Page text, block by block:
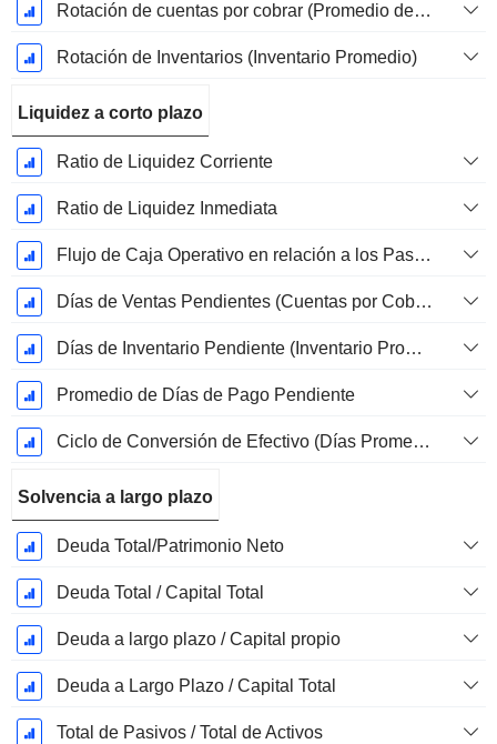
Rotación de cuentas por cobrar (Promedio de cuentas por cobrar)
Rotación de Inventarios (Inventario Promedio)
Liquidez a corto plazo
Ratio de Liquidez Corriente
Ratio de Liquidez Inmediata
Flujo de Caja Operativo en relación a los Pasivos Corrientes
Días de Ventas Pendientes (Cuentas por Cobrar Promedio)
Días de Inventario Pendiente (Inventario Promedio)
Promedio de Días de Pago Pendiente
Ciclo de Conversión de Efectivo (Días Promedio)
Solvencia a largo plazo
Deuda Total/Patrimonio Neto
Deuda Total / Capital Total
Deuda a largo plazo / Capital propio
Deuda a Largo Plazo / Capital Total
Total de Pasivos / Total de Activos